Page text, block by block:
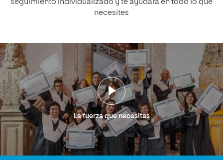
seguimiento individualizado y te ayudará en todo lo que
necesites
La fuerza que necesitas